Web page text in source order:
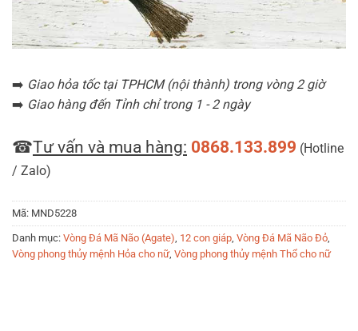
➡️ Giao hỏa tốc tại TPHCM (nội thành) trong vòng 2 giờ
➡️ Giao hàng đến Tỉnh chỉ trong 1 - 2 ngày
☎Tư vấn và mua hàng: 0868.133.899 (Hotline
/ Zalo)
Mã: MND5228
Danh mục: Vòng Đá Mã Não (Agate), 12 con giáp, Vòng Đá Mã Não Đỏ,
Vòng phong thủy mệnh Hỏa cho nữ, Vòng phong thủy mệnh Thổ cho nữ